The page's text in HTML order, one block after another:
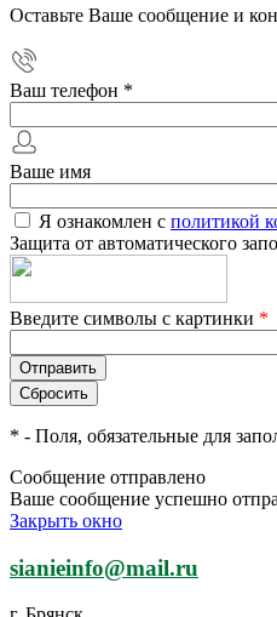
Оставьте Ваше сообщение и
Ваш телефон *
Ваше имя
Я ознакомлен с политикой
Защита от автоматического
Введите символы с картинки *
* - Поля, обязательные для
Сообщение отправлено
Ваше сообщение успешно
Закрыть окно
sianieinfo@mail.ru